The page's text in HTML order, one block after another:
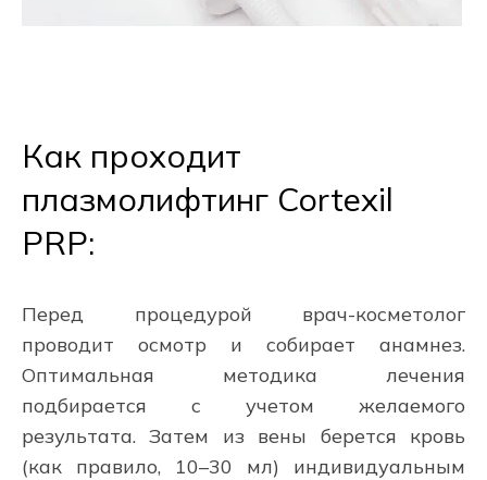
Как проходит
плазмолифтинг Cortexil
PRP:
Перед процедурой врач-косметолог
проводит осмотр и собирает анамнез.
Оптимальная методика лечения
подбирается с учетом желаемого
результата. Затем из вены берется кровь
(как правило, 10–30 мл) индивидуальным